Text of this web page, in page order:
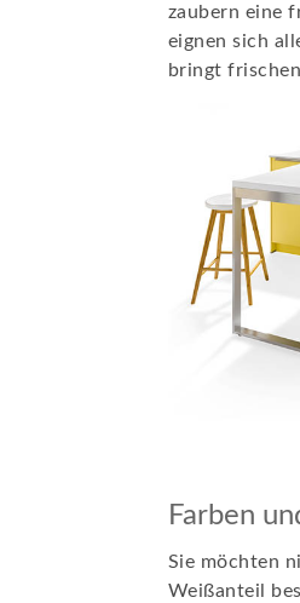
zaubern eine
eignen sich
bringt
Farben
Sie möchten
Weißanteil